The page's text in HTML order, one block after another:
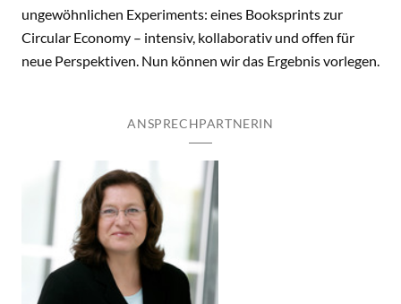
ungewöhnlichen Experiments: eines Booksprints zur
Circular Economy – intensiv, kollaborativ und offen für
neue Perspektiven. Nun können wir das Ergebnis vorlegen.
ANSPRECHPARTNERIN